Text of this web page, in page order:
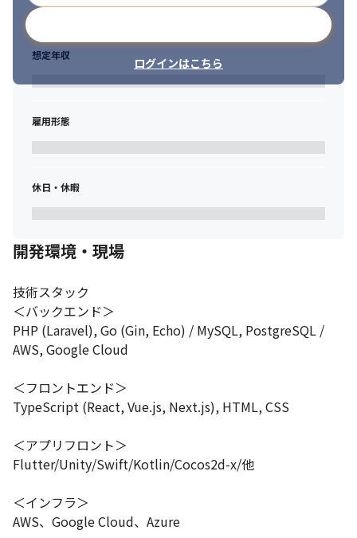
ログインはこちら
想定年収
雇用形態
休日・休暇
開発環境・現場
技術スタック
＜バックエンド＞
PHP (Laravel), Go (Gin, Echo) / MySQL, PostgreSQL /
AWS, Google Cloud
＜フロントエンド＞
TypeScript (React, Vue.js, Next.js), HTML, CSS
＜アプリフロント＞
Flutter/Unity/Swift/Kotlin/Cocos2d-x/他
＜インフラ＞
AWS、Google Cloud、Azure